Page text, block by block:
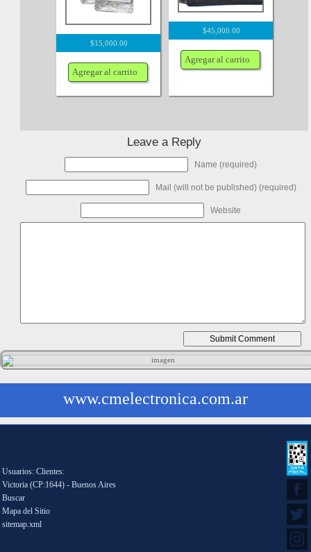
$15,000.00
Agregar al carrito
$45,000.00
Agregar al carrito
Leave a Reply
Name (required)
Mail (will not be published) (required)
Website
www.cmelectronica.com.ar
Usuarios: Clientes:
Victoria (CP:1644) - Buenos Aires
Buscar
Mapa del Sitio
sitemap.xml